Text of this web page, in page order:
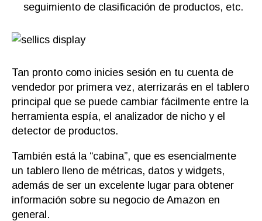
seguimiento de clasificación de productos, etc.
Tan pronto como inicies sesión en tu cuenta de
vendedor por primera vez, aterrizarás en el tablero
principal que se puede cambiar fácilmente entre la
herramienta espía, el analizador de nicho y el
detector de productos.
También está la “cabina”, que es esencialmente
un tablero lleno de métricas, datos y widgets,
además de ser un excelente lugar para obtener
información sobre su negocio de Amazon en
general.